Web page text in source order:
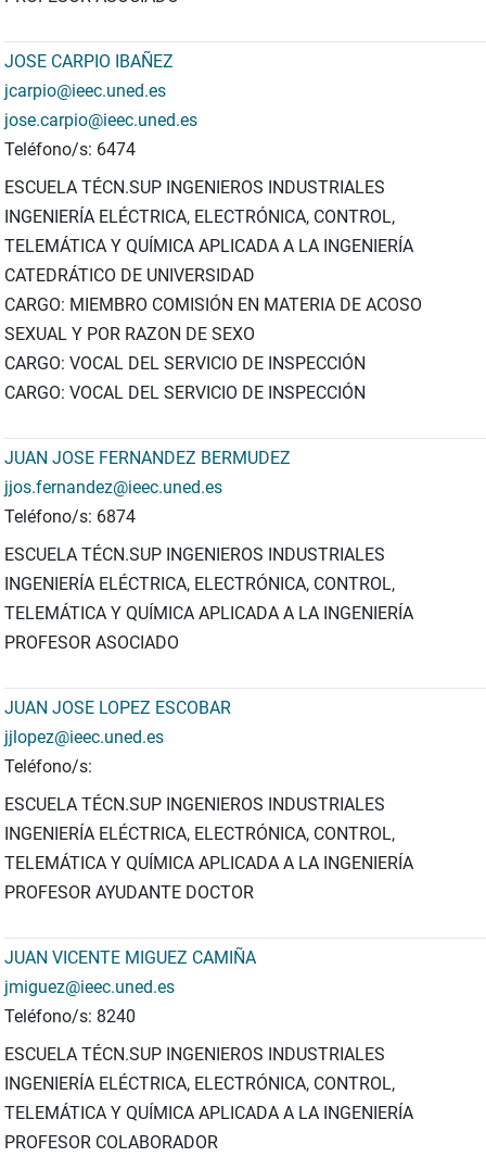
JOSE CARPIO IBAÑEZ
jcarpio@ieec.uned.es
jose.carpio@ieec.uned.es
Teléfono/s: 6474
ESCUELA TÉCN.SUP INGENIEROS INDUSTRIALES
INGENIERÍA ELÉCTRICA, ELECTRÓNICA, CONTROL,
TELEMÁTICA Y QUÍMICA APLICADA A LA INGENIERÍA
CATEDRÁTICO DE UNIVERSIDAD
CARGO: MIEMBRO COMISIÓN EN MATERIA DE ACOSO
SEXUAL Y POR RAZON DE SEXO
CARGO: VOCAL DEL SERVICIO DE INSPECCIÓN
CARGO: VOCAL DEL SERVICIO DE INSPECCIÓN
JUAN JOSE FERNANDEZ BERMUDEZ
jjos.fernandez@ieec.uned.es
Teléfono/s: 6874
ESCUELA TÉCN.SUP INGENIEROS INDUSTRIALES
INGENIERÍA ELÉCTRICA, ELECTRÓNICA, CONTROL,
TELEMÁTICA Y QUÍMICA APLICADA A LA INGENIERÍA
PROFESOR ASOCIADO
JUAN JOSE LOPEZ ESCOBAR
jjlopez@ieec.uned.es
Teléfono/s:
ESCUELA TÉCN.SUP INGENIEROS INDUSTRIALES
INGENIERÍA ELÉCTRICA, ELECTRÓNICA, CONTROL,
TELEMÁTICA Y QUÍMICA APLICADA A LA INGENIERÍA
PROFESOR AYUDANTE DOCTOR
JUAN VICENTE MIGUEZ CAMIÑA
jmiguez@ieec.uned.es
Teléfono/s: 8240
ESCUELA TÉCN.SUP INGENIEROS INDUSTRIALES
INGENIERÍA ELÉCTRICA, ELECTRÓNICA, CONTROL,
TELEMÁTICA Y QUÍMICA APLICADA A LA INGENIERÍA
PROFESOR COLABORADOR